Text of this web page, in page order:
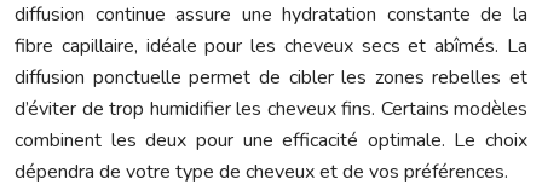
diffusion continue assure une hydratation constante de la
fibre capillaire, idéale pour les cheveux secs et abîmés. La
diffusion ponctuelle permet de cibler les zones rebelles et
d’éviter de trop humidifier les cheveux fins. Certains modèles
combinent les deux pour une efficacité optimale. Le choix
dépendra de votre type de cheveux et de vos préférences.